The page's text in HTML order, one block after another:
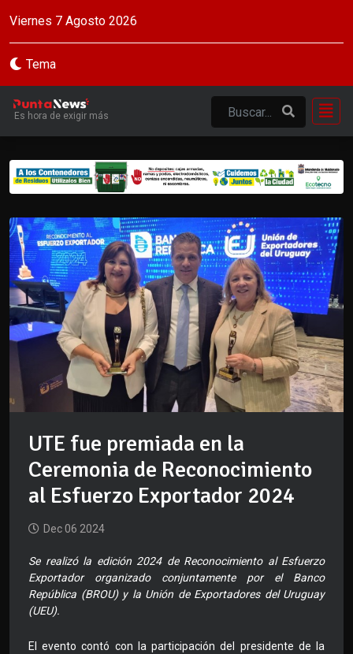
Viernes 7 Agosto 2026
Tema
Es hora de exigir más
UTE fue premiada en la
Ceremonia de Reconocimiento
al Esfuerzo Exportador 2024
Dec 06 2024
Se realizó la edición 2024 de Reconocimiento al Esfuerzo
Exportador organizado conjuntamente por el Banco
República (BROU) y la Unión de Exportadores del Uruguay
(UEU).
El evento contó con la participación del presidente de la